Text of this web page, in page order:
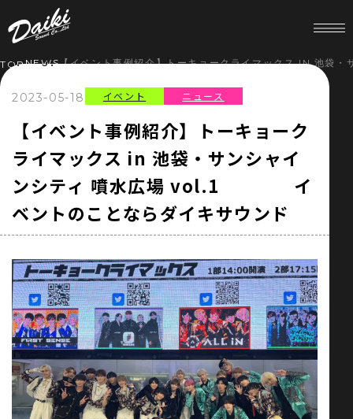
お問い合わせ
NEWS
RECRUIT
STORE
TOPNEWS【イベント事例紹介】トーキョークライマックス IN 池
2023-05-18 イベント ニュース
【イベント事例紹介】トーキョーク
ライマックス in 池袋・サンシャイ
ンシティ 噴水広場 vol.1 イ
ベントのことならダイキサウンド